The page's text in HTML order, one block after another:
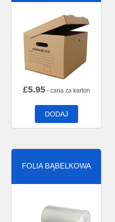
£5.95- cana za karton
DODAJ
FOLIA BĄBELKOWA